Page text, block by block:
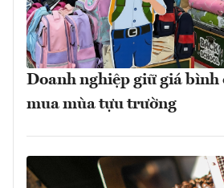
Doanh nghiệp giữ giá bình
mua mùa tựu trường